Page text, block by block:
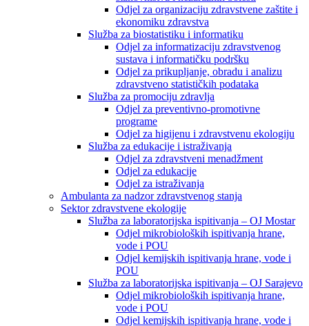
Odjel za organizaciju zdravstvene zaštite i
ekonomiku zdravstva
Služba za biostatistiku i informatiku
Odjel za informatizaciju zdravstvenog
sustava i informatičku podršku
Odjel za prikupljanje, obradu i analizu
zdravstveno statističkih podataka
Služba za promociju zdravlja
Odjel za preventivno-promotivne
programe
Odjel za higijenu i zdravstvenu ekologiju
Služba za edukacije i istraživanja
Odjel za zdravstveni menadžment
Odjel za edukacije
Odjel za istraživanja
Ambulanta za nadzor zdravstvenog stanja
Sektor zdravstvene ekologije
Služba za laboratorijska ispitivanja – OJ Mostar
Odjel mikrobioloških ispitivanja hrane,
vode i POU
Odjel kemijskih ispitivanja hrane, vode i
POU
Služba za laboratorijska ispitivanja – OJ Sarajevo
Odjel mikrobioloških ispitivanja hrane,
vode i POU
Odjel kemijskih ispitivanja hrane, vode i